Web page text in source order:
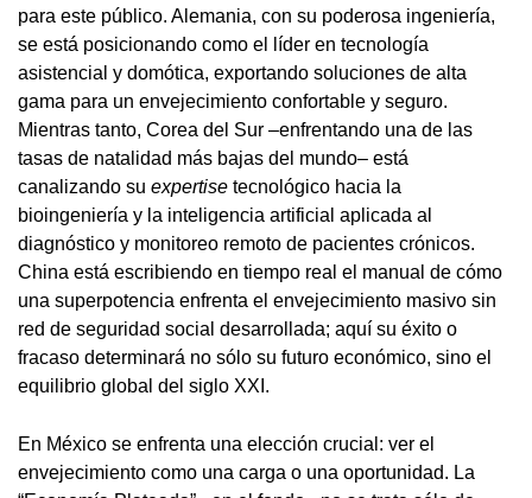
para este público. Alemania, con su poderosa ingeniería,
se está posicionando como el líder en tecnología
asistencial y domótica, exportando soluciones de alta
gama para un envejecimiento confortable y seguro.
Mientras tanto, Corea del Sur –enfrentando una de las
tasas de natalidad más bajas del mundo– está
canalizando su expertise tecnológico hacia la
bioingeniería y la inteligencia artificial aplicada al
diagnóstico y monitoreo remoto de pacientes crónicos.
China está escribiendo en tiempo real el manual de cómo
una superpotencia enfrenta el envejecimiento masivo sin
red de seguridad social desarrollada; aquí su éxito o
fracaso determinará no sólo su futuro económico, sino el
equilibrio global del siglo XXI.
En México se enfrenta una elección crucial: ver el
envejecimiento como una carga o una oportunidad. La